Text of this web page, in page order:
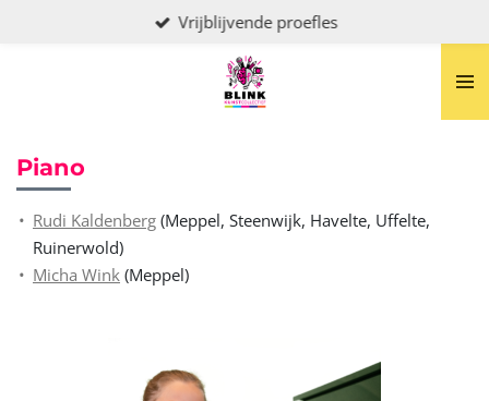
Vrijblijvende proefles
Piano
Rudi Kaldenberg (Meppel, Steenwijk, Havelte, Uffelte,
Ruinerwold)
Micha Wink (Meppel)